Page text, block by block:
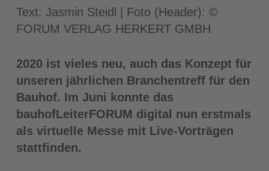
Text: Jasmin Steidl | Foto (Header): ©
FORUM VERLAG HERKERT GMBH
2020 ist vieles neu, auch das Konzept für
unseren jährlichen Branchentreff für den
Bauhof. Im Juni konnte das
bauhofLeiterFORUM digital nun erstmals
als virtuelle Messe mit Live-Vorträgen
stattfinden.